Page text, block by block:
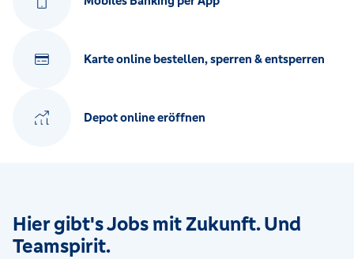
Karte online bestellen, sperren & entsperren
Depot online eröffnen
Hier gibt's Jobs mit Zukunft. Und
Teamspirit.